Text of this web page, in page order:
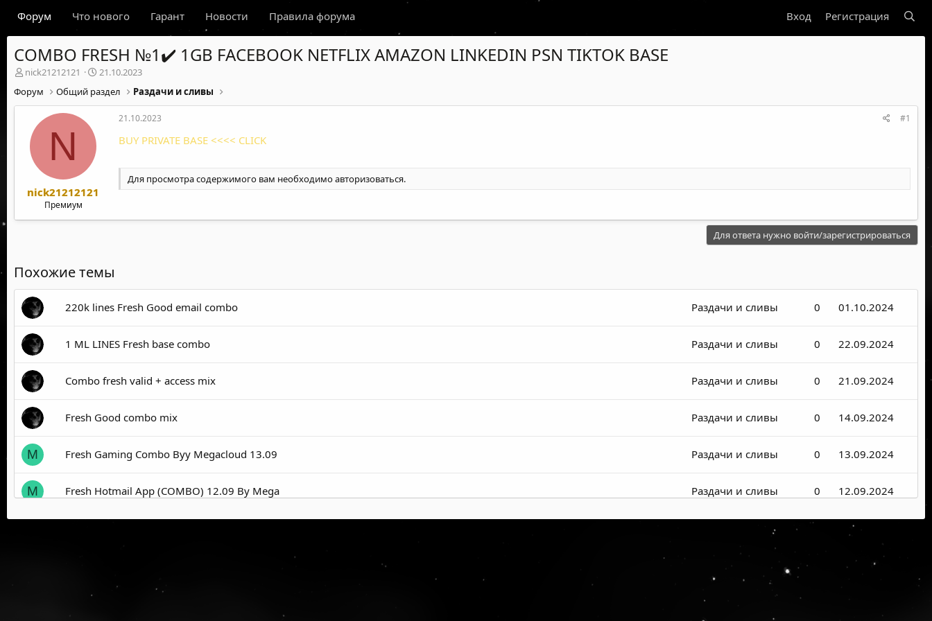
Форум Что нового Гарант Новости Правила форума Вход Регистрация
COMBO FRESH №1✔️ 1GB FACEBOOK NETFLIX AMAZON LINKEDIN PSN TIKTOK BASE
А
т
о
м
nick21212121
Д
т
а
21.10.2023
Форум
Общий раздел Раздачи и сливы
N
nick21212121
Премиум
21.10.2023 #1
BUY PRIVATE BASE <<<< CLICK
Для просмотра содержимого вам необходимоавторизоваться.
Для ответа нужно войти/зарегистрироваться
Похожие темы
220k lines Fresh Good email combo Раздачи и сливы 0 01.10.2024
1 ML LINES Fresh base combo Раздачи и сливы 0 22.09.2024
Combo fresh valid + access mix Раздачи и сливы 0 21.09.2024
Fresh Good combo mix Раздачи и сливы 0 14.09.2024
M Fresh Gaming Combo Byy Megacloud 13.09 Раздачи и сливы 0 13.09.2024
M Fresh Hotmail App (COMBO) 12.09 By Mega Раздачи и сливы 0 12.09.2024
Раздачи и сливы 02.09.2024
28.08.2024
92 k lines Combo mix Fresh 2024 Раздачи и сливы